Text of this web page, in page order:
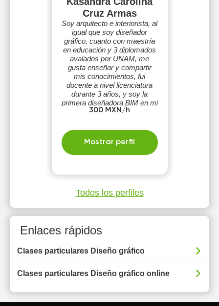
Cruz Armas
Soy arquitecto e interiorista, al
igual que soy diseñador
gráfico, cuanto con maestría
en educación y 3 diplomados
avalados por UNAM, me
gusta enseñar y compartir
mis conocimientos, fui
docente a nivel licenciatura
durante 3 años, y soy la
primera diseñadora BIM en mi
estado.
300 MXN/h
Mostrar perfil
Todos los perfiles
Enlaces rápidos
Clases particulares Diseño gráfico
Clases particulares Diseño gráfico online